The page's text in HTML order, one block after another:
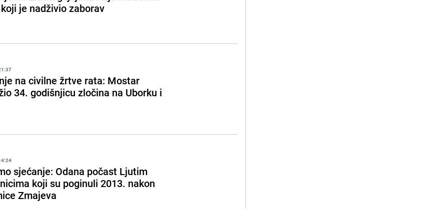
je nadživio zaborav
na civilne žrtve rata: Mostar
34. godišnjicu zločina na Uborku i
sjećanje: Odana počast Ljutim
koji su poginuli 2013. nakon
Zmajeva